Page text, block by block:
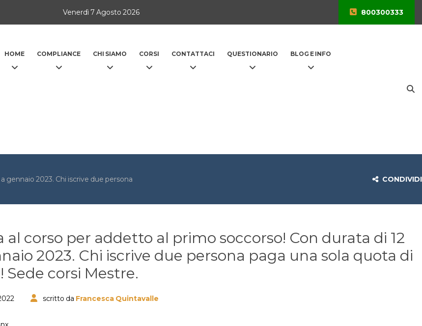
Venerdì 7 Agosto 2026 800300333
HOME COMPLIANCE CHI SIAMO CORSI CONTATTACI QUESTIONARIO BLOG E INFO
gennaio 2023. Chi iscrive due persona
CONDIVIDI
al corso per addetto al primo soccorso! Con durata di 12
2023. Chi iscrive due persona paga una sola quota di
Sede corsi Mestre.
scritto da Francesca Quintavalle